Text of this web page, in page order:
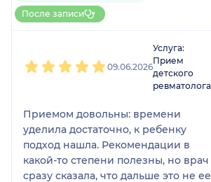
До 5 записей через
НаПоправку
После записи
09.06.2026
Услуга:
Прием
детского
ревматолога
Приемом довольны: времени
уделила достаточно, к ребенку
подход нашла. Рекомендации в
какой-то степени полезны, но врач
сразу сказала, что дальше это не ее